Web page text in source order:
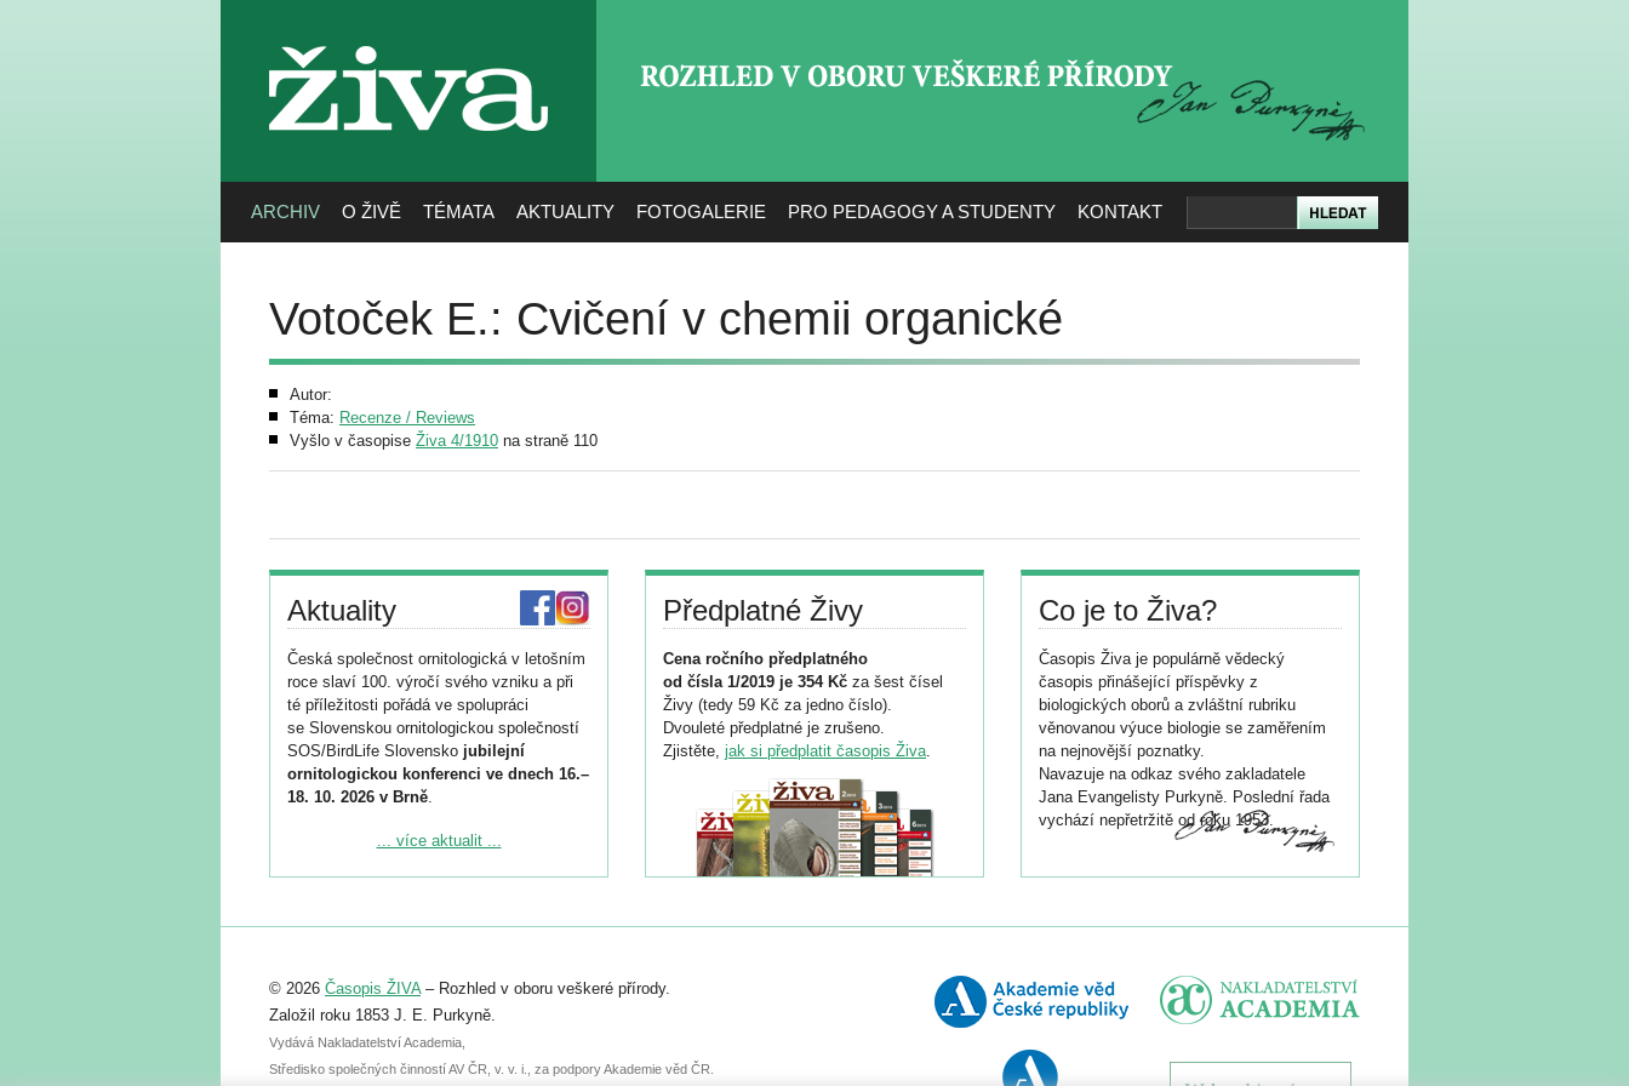
živa
ARCHIV O ŽIVĚ TÉMATA AKTUALITY FOTOGALERIE PRO PEDAGOGY A STUDENTY KONTAKT
Votoček E.: Cvičení v chemii organické
Autor:
Téma: Recenze / Reviews
Vyšlo v časopise Živa 4/1910 na straně 110
Aktuality
Česká společnost ornitologická v letošním
roce slaví 100. výročí svého vzniku a při
té příležitosti pořádá ve spolupráci
se Slovenskou ornitologickou společností
SOS/BirdLife Slovensko jubilejní
ornitologickou konferenci ve dnech 16.–
18. 10. 2026 v Brně.
Podrobnější informace ke konferenci
Registrovat se můžete do 6. září.
abstraktu přihlášené přednášky nebo
posteru je už 30. června.
... více aktualit ...
Předplatné Živy
Cena ročního předplatného
od čísla 1/2019 je 354 Kč za šest čísel
Živy (tedy 59 Kč za jedno číslo).
Dvouleté předplatné je zrušeno.
Zjistěte, jak si předplatit časopis Živa.
Co je to Živa?
Časopis Živa je populárně vědecký
časopis přinášející příspěvky z
biologických oborů a zvláštní rubriku
věnovanou výuce biologie se zaměřením
na nejnovější poznatky.
Navazuje na odkaz svého zakladatele
Jana Evangelisty Purkyně. Poslední řada
vychází nepřetržitě od roku 1953.
© 2026 Časopis ŽIVA– Rozhled v oboru veškeré přírody.
Založil roku 1853 J. E. Purkyně.
Vydává Nakladatelství Academia,
Středisko společných činností AV ČR, v. v. i., za podpory Akademie věd ČR.